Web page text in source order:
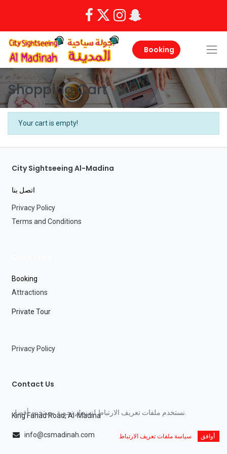
Booking
Shopping Cart
Your cart is empty!
City Sightseeing Al-Madina
اتصل بنا
Privacy Policy
Terms and Conditions
Booking
Attractions
Private Tour
Privacy Policy
Contact Us
King Fahad Road, Al-Madina
info@csmadinah.com